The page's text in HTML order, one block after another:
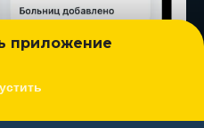
приложение